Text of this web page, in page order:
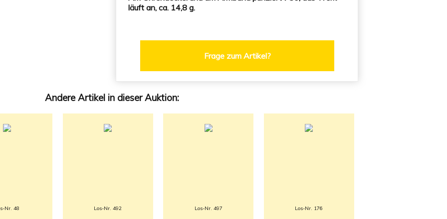
läuft an, ca. 14,8 g.
Frage zum Artikel?
Andere Artikel in dieser Auktion:
Nr. 48 Los-Nr. 492 Los-Nr. 497 Los-Nr. 176